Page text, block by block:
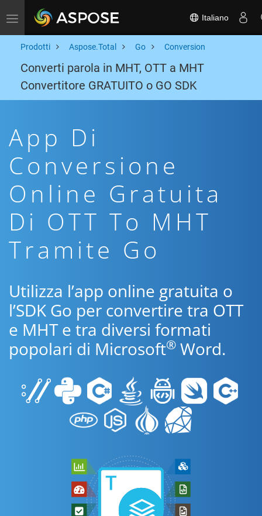
Toggle navigation Italiano
Prodotti Aspose.Total Go Conversion
Converti parola in MHT, OTT a MHT
Convertitore GRATUITO o GO SDK
App Di
Conversione
Online Gratuita
Di OTT To MHT
Tramite Go
Utilizza l’app online gratuita o
l’SDK Go per convertire tra OTT
e MHT e tra diversi formati
popolari di Microsoft® Word.